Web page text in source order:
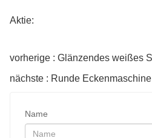
Aktie:
nächste : Runde Eckenmaschine
Name